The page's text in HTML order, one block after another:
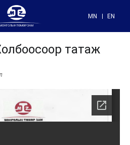
МОНГОЛЫН ТӨМӨР ЗАМ
MN EN
татаж